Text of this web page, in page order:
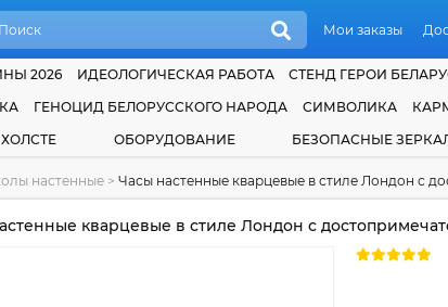
Мои заказы
2026 ИДЕОЛОГИЧЕСКАЯ РАБОТА СТЕНД ГЕРОИ
ГЕНОЦИД БЕЛОРУССКОГО НАРОДА СИМВОЛИКА
ОБОРУДОВАНИЕ БЕЗОПАСНЫЕ
настенные > Часы настенные кварцевые в стиле Лондон с
кварцевые в стиле Лондон с